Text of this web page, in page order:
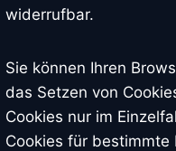
widerrufbar.
Sie können Ihren
das Setzen von
Cookies nur im
Cookies für bestimmte